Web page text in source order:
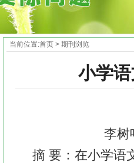
当前位置:首页 > 期刊浏览
小学
李树
摘 要：在小学语